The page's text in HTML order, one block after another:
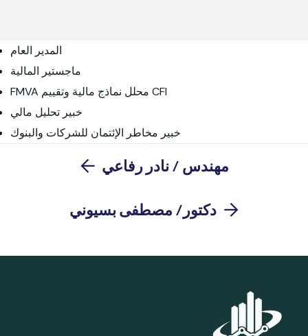
المدير العام
ماجستير المالية
FMVA محلل نماذج مالية وتقييم CFI
خبير تحليل مالي
خبير مخاطر الإئتمان للشركات والبنوك
مهندس / نادر رفاعي
دكتور/ مصطفى بسيوني